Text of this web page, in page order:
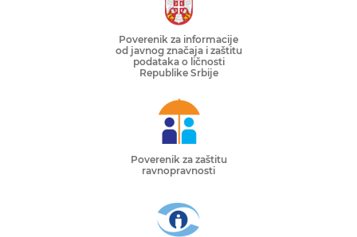
Poverenik za informacije
od javnog značaja i zaštitu
podataka o ličnosti
Republike Srbije
Poverenik za zaštitu
ravnopravnosti